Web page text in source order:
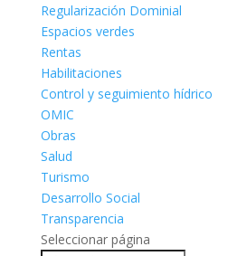
Regularización Dominial
Espacios verdes
Rentas
Habilitaciones
Control y seguimiento hídrico
OMIC
Obras
Salud
Turismo
Desarrollo Social
Transparencia
Seleccionar página